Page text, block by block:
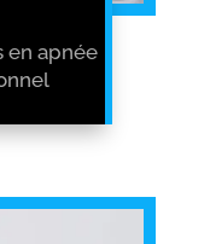
en apnée